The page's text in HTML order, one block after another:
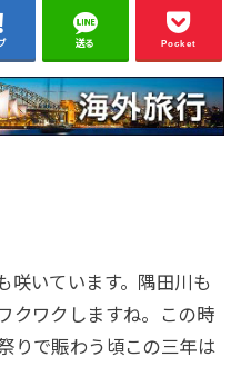
送る Pocket
咲いています。隅田川も
クワクしますね。この時
りで賑わう頃この三年は